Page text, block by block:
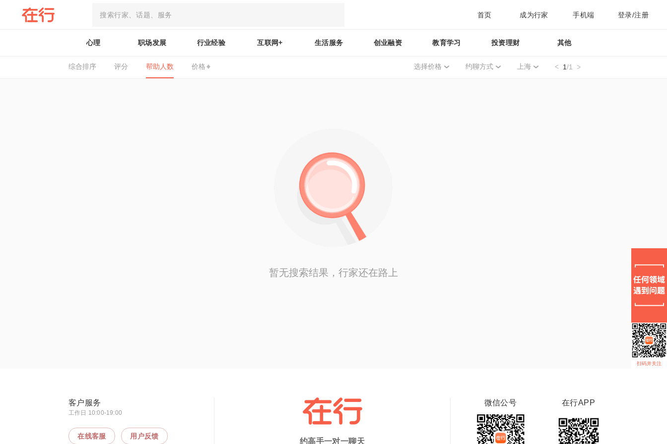
首页 成为行家 手机端 登录/注册
心理 职场发展 行业经验 互联网+ 生活服务 创业融资 教育学习 投资理财 其他
综合排序 评分 帮助人数 价格 选择价格 约聊方式 上海 1/1
暂无搜索结果，行家还在路上
扫码并关注
客户服务
工作日 10:00-19:00
在线客服 用户反馈
约高手一对一聊天
微信公号 在行APP